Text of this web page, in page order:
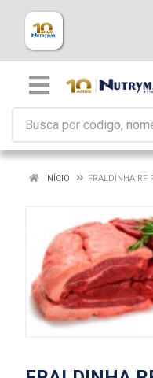
INÍCIO FRALDINHA RF